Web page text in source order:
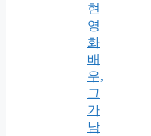
현
영
화
배
우,
그
가
남